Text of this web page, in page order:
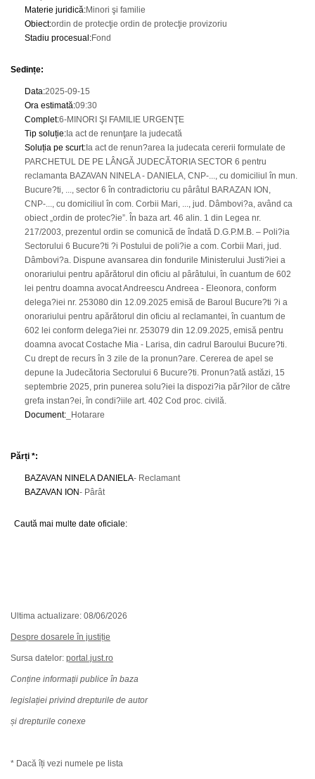
Materie juridică:Minori şi familie
Obiect:ordin de protecţie ordin de protecţie provizoriu
Stadiu procesual :Fond
Sedințe:
Data:2025-09-15
Ora estimată:09:30
Complet:6-MINORI ŞI FAMILIE URGENŢE
Tip soluție: Ia act de renunţare la judecată
Soluția pe scurt: Ia act de renun?area la judecata cererii formulate de
PARCHETUL DE PE LÂNGĂ JUDECĂTORIA SECTOR 6 pentru
reclamanta BAZAVAN NINELA - DANIELA, CNP-..., cu domiciliul în mun.
Bucure?ti, ..., sector 6 în contradictoriu cu pârâtul BARAZAN ION,
CNP-..., cu domiciliul în com. Corbii Mari, ..., jud. Dâmbovi?a, având ca
obiect „ordin de protec?ie”. În baza art. 46 alin. 1 din Legea nr.
217/2003, prezentul ordin se comunică de îndată D.G.P.M.B. – Poli?ia
Sectorului 6 Bucure?ti ?i Postului de poli?ie a com. Corbii Mari, jud.
Dâmbovi?a. Dispune avansarea din fondurile Ministerului Justi?iei a
onorariului pentru apărătorul din oficiu al pârâtului, în cuantum de 602
lei pentru doamna avocat Andreescu Andreea - Eleonora, conform
delega?iei nr. 253080 din 12.09.2025 emisă de Baroul Bucure?ti ?i a
onorariului pentru apărătorul din oficiu al reclamantei, în cuantum de
602 lei conform delega?iei nr. 253079 din 12.09.2025, emisă pentru
doamna avocat Costache Mia - Larisa, din cadrul Baroului Bucure?ti.
Cu drept de recurs în 3 zile de la pronun?are. Cererea de apel se
depune la Judecătoria Sectorului 6 Bucure?ti. Pronun?ată astăzi, 15
septembrie 2025, prin punerea solu?iei la dispozi?ia păr?ilor de către
grefa instan?ei, în condi?iile art. 402 Cod proc. civilă.
Document: _Hotarare
Părți *:
BAZAVAN NINELA DANIELA- Reclamant
BAZAVAN ION- Pârât
Caută mai multe date oficiale:
Ultima actualizare: 08/06/2026
Despre dosarele în justiție
Sursa datelor: portal.just.ro
Conține informații publice în baza
legislației privind drepturile de autor
și drepturile conexe
* Dacă îți vezi numele pe lista